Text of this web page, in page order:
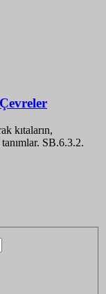
kıtaların,
SB.6.3.2.